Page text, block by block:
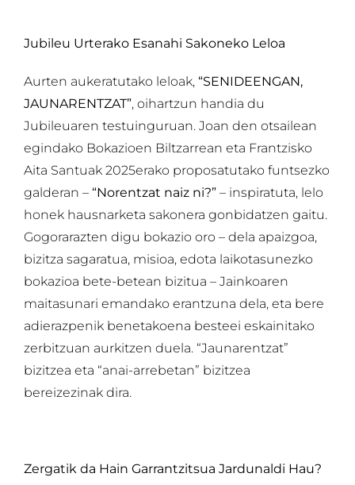
Jubileu Urterako Esanahi Sakoneko Leloa
Aurten aukeratutako leloak, “SENIDEENGAN,
JAUNARENTZAT”, oihartzun handia du
Jubileuaren testuinguruan. Joan den otsailean
egindako Bokazioen Biltzarrean eta Frantzisko
Aita Santuak 2025erako proposatutako funtsezko
galderan – “Norentzat naiz ni?” – inspiratuta, lelo
honek hausnarketa sakonera gonbidatzen gaitu.
Gogorarazten digu bokazio oro – dela apaizgoa,
bizitza sagaratua, misioa, edota laikotasunezko
bokazioa bete-betean bizitua – Jainkoaren
maitasunari emandako erantzuna dela, eta bere
adierazpenik benetakoena besteei eskainitako
zerbitzuan aurkitzen duela. “Jaunarentzat”
bizitzea eta “anai-arrebetan” bizitzea
bereizezinak dira.
Zergatik da Hain Garrantzitsua Jardunaldi Hau?